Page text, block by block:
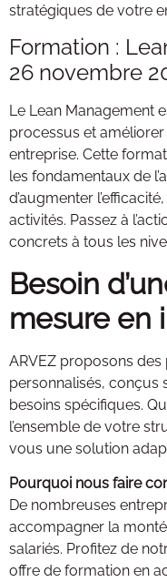
stratégiques de votre
Formation :
26 novembre
Le Lean Management
processus et
entreprise. Cette
les fondamentaux de
d’augmenter
activités. Passez à
concrets à tous les
Besoin
mesure en
ARVEZ proposons
personnalisés, conçus
besoins spécifiques.
l’ensemble de votre
vous une solution
Pourquoi nous faire
De nombreuses
accompagner la
salariés. Profitez de
offre de formation en